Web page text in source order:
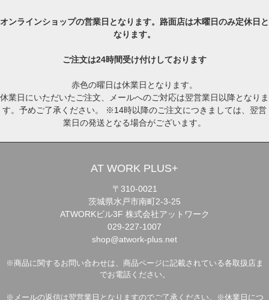
オンラインショップの営業日となります。路面店は木曜日のみ定休日と
なります。
ご注文は24時間受け付けしております
赤色の曜日は休業日となります。
休業日にいただいたご注文、メールへのご対応は翌営業日以降となりま
す。予めご了承ください。 ※14時以降のご注文につきましては、翌営
業日の発送となる場合がございます。
AT WORK PLUS+
〒310-0021
茨城県水戸市南町2-3-25
ATWORKビル3F 株式会社アットワーク
029-227-1007
shop@atwork-plus.net
※商品に関するお問い合わせは、商品ページに記載されている各取扱店ま
でお電話ください。
※メールの返信は翌営業日となりますのでご了承ください。※休業日につ